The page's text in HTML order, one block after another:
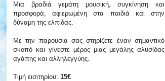
Μια βραδιά γεμάτη μουσική, συγκίνηση και
προσφορά, αφιερωμένη στα παιδιά και στην
δύναμη της ελπίδας.
Με την παρουσία σας στηρίζετε έναν σημαντικό
σκοπό και γίνεστε μέρος μιας μεγάλης αλυσίδας
αγάπης και αλληλεγγύης.
Τιμή εισιτηρίου: 15€